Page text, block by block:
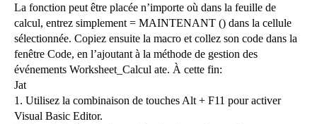
La fonction peut être placée n’importe où dans la feuille de
calcul, entrez simplement = MAINTENANT () dans la cellule
sélectionnée. Copiez ensuite la macro et collez son code dans la
fenêtre Code, en l’ajoutant à la méthode de gestion des
événements Worksheet_Calcul ate. À cette fin:
Jat
1. Utilisez la combinaison de touches Alt + F11 pour activer
Visual Basic Editor.